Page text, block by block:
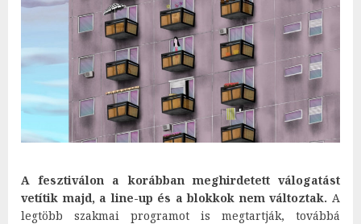
A fesztiválon a korábban meghirdetett válogatást
vetítik majd, a line-up és a blokkok nem változtak. A
legtöbb szakmai programot is megtartják, továbbá